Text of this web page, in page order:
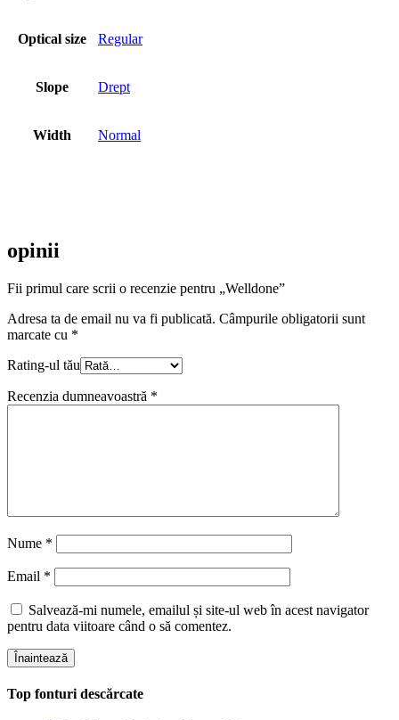
Optical size Regular
Slope Drept
Width Normal
opinii
Fii primul care scrii o recenzie pentru „Welldone”
Adresa ta de email nu va fi publicată. Câmpurile obligatorii sunt
marcate cu *
Rating-ul tău
Recenzia dumneavoastră *
Nume *
Email *
Salvează-mi numele, emailul și site-ul web în acest navigator
pentru data viitoare când o să comentez.
Înaintează
Top fonturi descărcate